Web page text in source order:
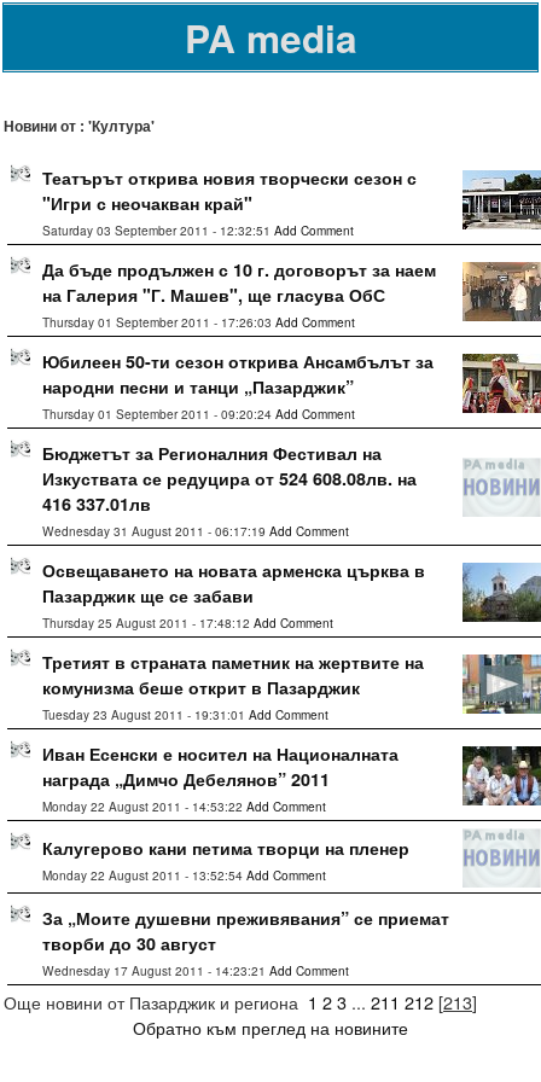
PA media
Новини от : 'Култура'
Театърът открива новия творчески сезон с
"Игри с неочакван край"
Saturday 03 September 2011 - 12:32:51 Add Comment
Да бъде продължен с 10 г. договорът за наем
на Галерия "Г. Машев", ще гласува ОбС
Thursday 01 September 2011 - 17:26:03 Add Comment
Юбилеен 50-ти сезон открива Ансамбълът за
народни песни и танци „Пазарджик”
Thursday 01 September 2011 - 09:20:24 Add Comment
Бюджетът за Регионалния Фестивал на
Изкуствата се редуцира от 524 608.08лв. на
416 337.01лв
Wednesday 31 August 2011 - 06:17:19 Add Comment
Освещаването на новата арменска църква в
Пазарджик ще се забави
Thursday 25 August 2011 - 17:48:12 Add Comment
Третият в страната паметник на жертвите на
комунизма беше открит в Пазарджик
Tuesday 23 August 2011 - 19:31:01 Add Comment
Иван Есенски е носител на Националната
награда „Димчо Дебелянов” 2011
Monday 22 August 2011 - 14:53:22 Add Comment
Калугерово кани петима творци на пленер
Monday 22 August 2011 - 13:52:54 Add Comment
За „Моите душевни преживявания” се приемат
творби до 30 август
Wednesday 17 August 2011 - 14:23:21 Add Comment
Още новини от Пазарджик и региона 1 23 ... 211 212 [213]
Обратно към преглед на новините